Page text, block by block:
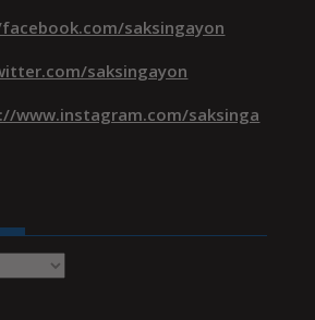
saksingayon
saksingayon
www.instagram.com/saksinga